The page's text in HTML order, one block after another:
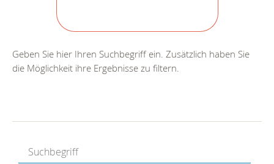
Geben Sie hier Ihren Suchbegriff ein. Zusätzlich haben Sie
die Möglichkeit ihre Ergebnisse zu filtern.